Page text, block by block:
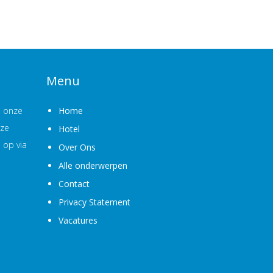
onze
op via
Menu
Home
Hotel
Over Ons
Alle onderwerpen
Contact
Privacy Statement
Vacatures